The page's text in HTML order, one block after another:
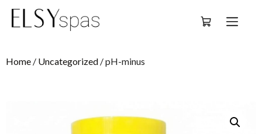
Home / Uncategorized / pH-minus